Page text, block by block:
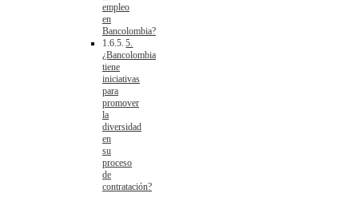
empleo
en
Bancolombia?
5.
¿Bancolombia
tiene
iniciativas
para
promover
la
diversidad
en
su
proceso
de
contratación?